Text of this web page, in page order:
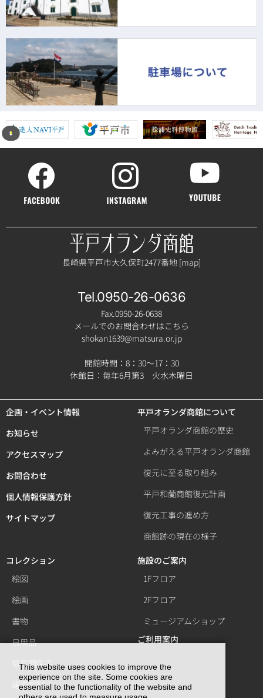
長崎県平戸市大久保町2477番地 [map]
Tel.0950-26-0636
Fax.0950-26-0638
メールでのお問合わせはこちら
shokan1639@matsura.or.jp
開館時間：8：30～17：30
休館日：毎年6月第3 火水木曜日
企画・イベント情報
お知らせ
アクセスマップ
お問合わせ
個人情報保護方針
サイトマップ
平戸オランダ商館について
平戸オランダ商館の歴史
よみがえる平戸オランダ商館
復元に至る取り組み
平戸和蘭商館復元計画
復元工事の進め方
商館跡の現在の様子
コレクション
絵図
絵画
書物
日用品
貿易関係品
建造部材
施設のご案内
1Fフロア
2Fフロア
ミュージアムショップ
ご利用案内
This website uses cookies to improve the
experience on the site. Some cookies are
essential to the functionality of the website and